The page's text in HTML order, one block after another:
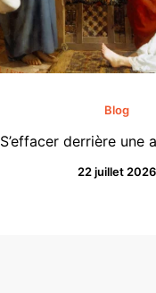
Blog
S’effacer derrière une
22 juillet 2026